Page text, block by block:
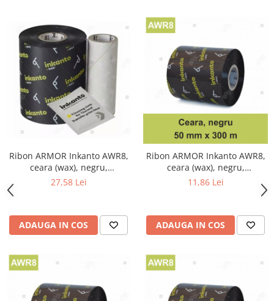
Ribon ARMOR Inkanto AWR8,
ceara (wax), negru,
100mmX300M, OUT
27,58 Lei
ADAUGA IN COS
Ribon ARMOR Inkanto AWR8,
ceara (wax), negru,
50mmX300M, OUT
11,86 Lei
ADAUGA IN COS